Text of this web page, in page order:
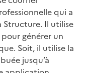
qui a
Structure. Il utilise
générer un
Soit, il utilise la
jusqu’à